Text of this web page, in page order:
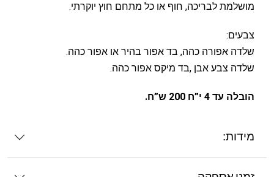
מושלמת לבריכה, חוף או כל מתחם חוץ יוקרתי.
צבעים:
שלדה אפורה כהה, בד אפור בהיר או אפור כהה.
שלדה צבע אבן ,בד מיקס אפור כהה.
הובלה עד 4 י”ח 200 ש”ח.
מידות: